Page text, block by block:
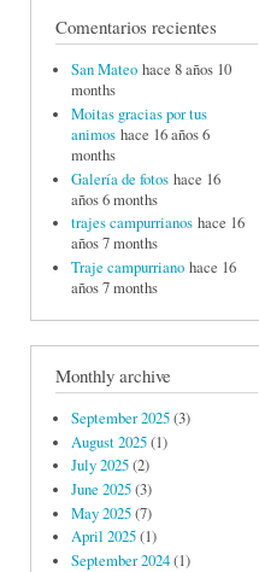
Comentarios recientes
San Mateo hace 8 años 10
months
Moitas gracias por tus
animos hace 16 años 6
months
Galería de fotos hace 16
años 6 months
trajes campurrianos hace 16
años 7 months
Traje campurriano hace 16
años 7 months
Monthly archive
September 2025(3)
August 2025(1)
July 2025(2)
June 2025(3)
May 2025(7)
April 2025(1)
September 2024(1)